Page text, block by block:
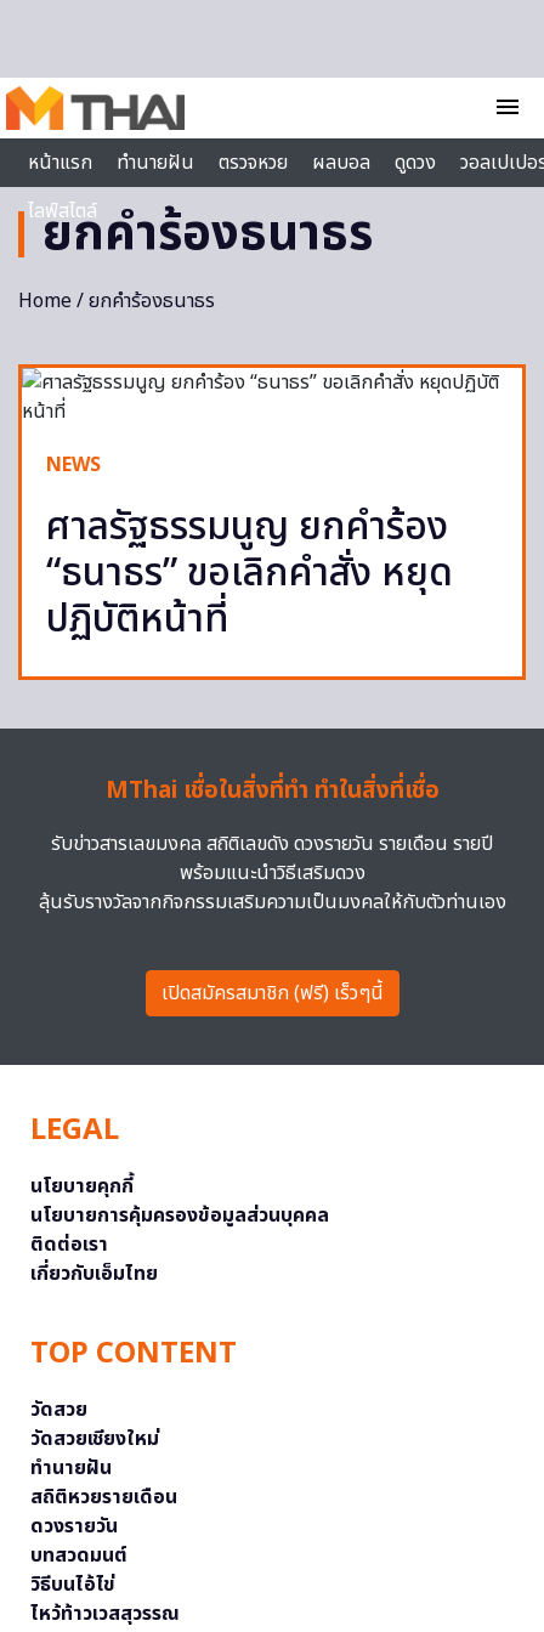
menu
หน้าแรก
ทำนายฝัน ตรวจหวย ผลบอล ดูดวง
วอลเปเป
ไลฟ์สไตล์
ยกคำร้องธนาธร
Home/ ยกคำร้องธนาธร
NEWS
ศาลรัฐธรรมนูญ ยกคำร้อง
“ธนาธร” ขอเลิกคำสั่ง หยุด
ปฏิบัติหน้าที่
MThai เชื่อในสิ่งที่ทำ ทำในสิ่งที่เชื่อ
รับข่าวสารเลขมงคล สถิติเลขดัง ดวงรายวัน รายเดือน รายปี
พร้อมแนะนำวิธีเสริมดวง
ลุ้นรับรางวัลจากกิจกรรมเสริมความเป็นมงคลให้กับตัวท่านเอง
เปิดสมัครสมาชิก (ฟรี) เร็วๆนี้
LEGAL
นโยบายคุกกี้
นโยบายการคุ้มครองข้อมูลส่วนบุคคล
ติดต่อเรา
เกี่ยวกับเอ็มไทย
TOP CONTENT
วัดสวย
วัดสวยเชียงใหม่
ทำนายฝัน
สถิติหวยรายเดือน
ดวงรายวัน
บทสวดมนต์
วิธีบนไอ้ไข่
ไหว้ท้าวเวสสุวรรณ